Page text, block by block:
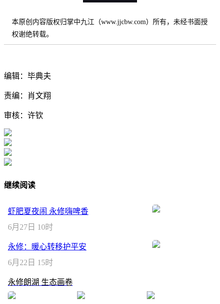
本原创内容版权归掌中九江（www.jjcbw.com）所有，未经书面授
权谢绝转载。
编辑：毕典夫
责编：肖文翔
审核：许钦
继续阅读
虾肥夏夜闹 永修嗨啤香
6月27日 10时
永修：暖心转移护平安
6月22日 15时
永修朗湖 生态画卷